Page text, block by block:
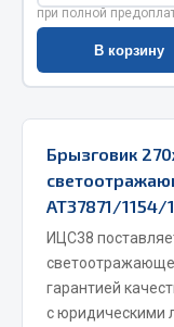
Система выпуска
Система
Сцепление
Запчасти
при полной
В корзину
Брызговик
АТ37871/1154/
ИЦС38
гарантией
с юридическими